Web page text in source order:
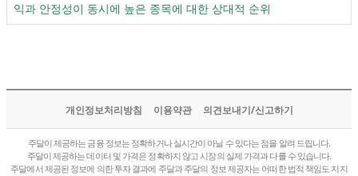
익과 안정성이 동시에 높은 종목에 대한 상대적 순위
개인정보처리방침 이용약관 의견보내기/신고하기
주달이 제공하는 금융 정보는 정확하거나 실시간이 아닐 수 있다는 점을 알려 드립니다.
주달이 제공하는 데이터 및 가격은 정확하지 않고 시장의 실제 가격과 다를 수 있습니다.
주달에서 제공된 정보에 의한 투자 결과에 주달과 주달의 정보 제공자는 어떠한 법적 책임도 지지